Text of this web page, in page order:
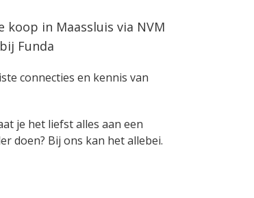
koop in Maassluis via NVM
Funda
connecties en kennis van
je het liefst alles aan een
doen? Bij ons kan het allebei.